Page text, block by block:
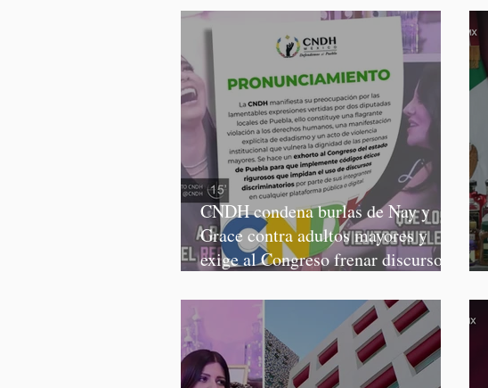
CNDH condena burlas de Nay y
Grace contra adultos mayores y
exige al Congreso frenar discursos